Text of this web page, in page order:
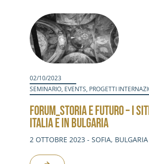
Contacts
02/10/2023
SEMINARIO, EVENTS, PROGETTI
FORUM_STORIA E FUTURO – I
ITALIA E IN BULGARIA
2 OTTOBRE 2023 - SOFIA, BULGARIA